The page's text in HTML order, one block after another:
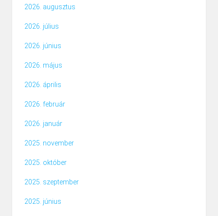
2026. augusztus
2026. július
2026. június
2026. május
2026. április
2026. február
2026. január
2025. november
2025. október
2025. szeptember
2025. június